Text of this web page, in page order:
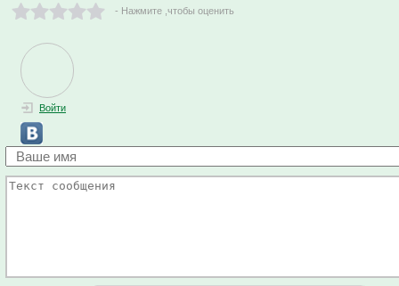
- Нажмите ,чтобы оценить
Войти